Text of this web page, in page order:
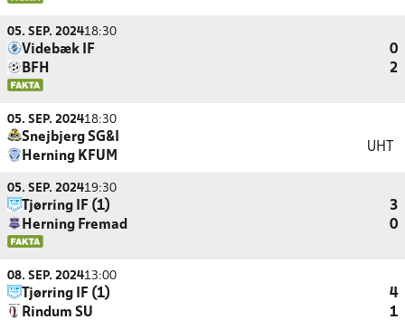
05. SEP. 202418:30
Videbæk IF
0
BFH
2
05. SEP. 202418:30
Snejbjerg SG&I
Herning KFUM
UHT
05. SEP. 202419:30
Tjørring IF (1)
3
Herning Fremad
0
08. SEP. 202413:00
Tjørring IF (1)
4
Rindum SU
1